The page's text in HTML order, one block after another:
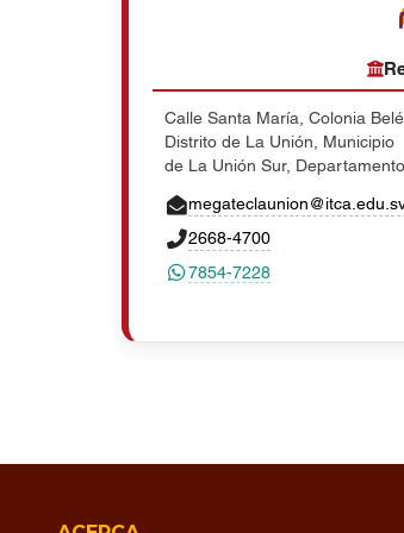
Calle Santa María, Colonia
Distrito de La Unión, Municipio
de La Unión Sur,
2668-4700
7854-7228